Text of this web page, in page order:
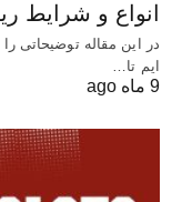
انواع و شرایط
در این مقاله توضیحاتی
ایم تا…
9 ماه ago